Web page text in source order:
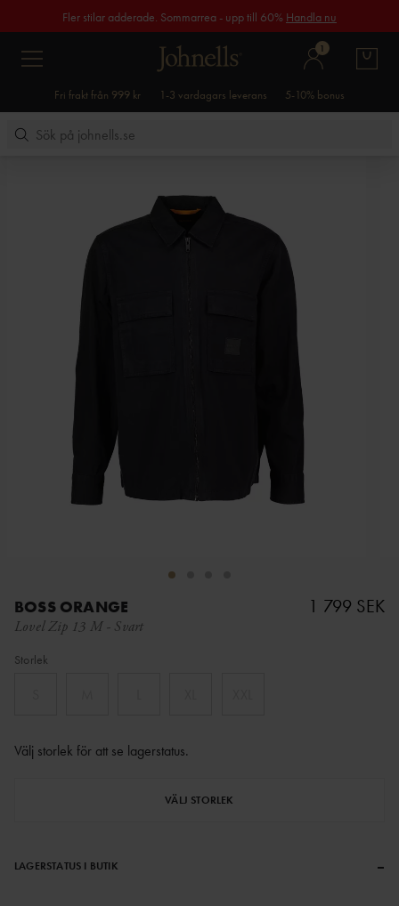
Fler stilar adderade. Sommarrea - upp till 60% Handla nu
1
Fri frakt från 999 kr 1-3 vardagars leverans 5-10% bonus
BOSS ORANGE
Lovel Zip 13 M - Svart
1 799 SEK
Storlek
Välj storlek för att se lagerstatus.
VÄLJ STORLEK
LAGERSTATUS I BUTIK –